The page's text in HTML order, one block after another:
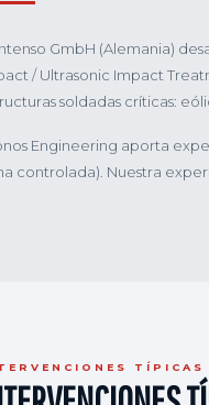
GmbH (Alemania)
/ Ultrasonic Impact
soldadas críticas:
Engineering aporta
controlada). Nuestra
TÍPICAS